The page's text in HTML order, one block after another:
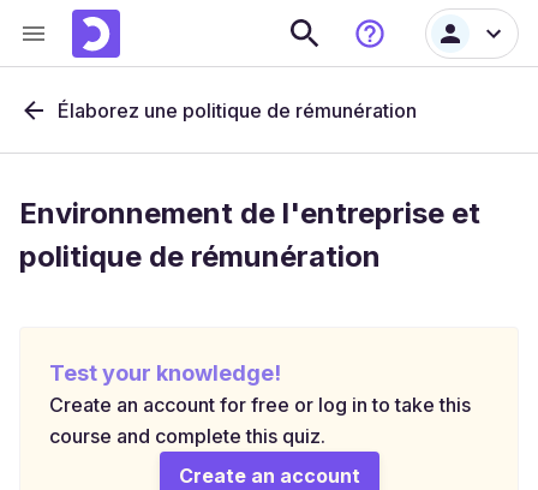
Élaborez une politique de rémunération
Environnement de l'entreprise et
politique de rémunération
Test your knowledge!
Create an account for free or log in to take this
course and complete this quiz.
Create an account